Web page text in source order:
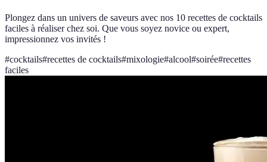
Plongez dans un univers de saveurs avec nos 10 recettes de cocktails
faciles à réaliser chez soi. Que vous soyez novice ou expert,
impressionnez vos invités !
#cocktails#recettes de cocktails#mixologie#alcool#soirée#recettes
faciles